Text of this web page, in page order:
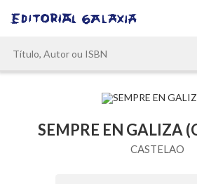
SEMPRE EN GALIZA
CASTELAO